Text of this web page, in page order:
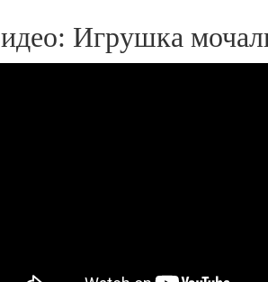
Игрушка